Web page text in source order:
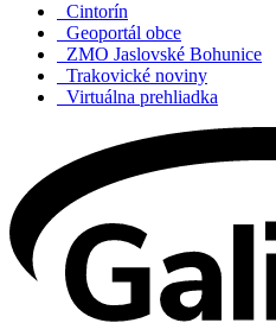
Cintorín
Geoportál obce
ZMO Jaslovské Bohunice
Trakovické noviny
Virtuálna prehliadka